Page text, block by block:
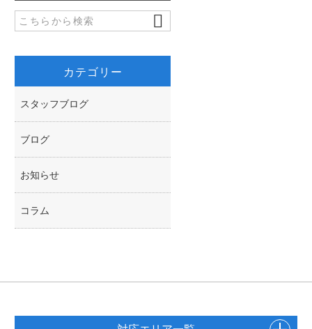
カテゴリー
スタッフブログ
ブログ
お知らせ
コラム